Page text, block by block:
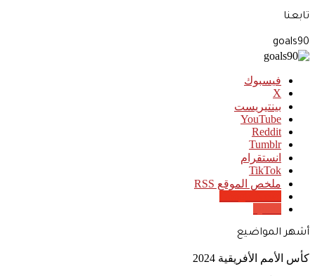
تابعنا
goals90
فيسبوك
‫X
بينتيريست
‫YouTube
انستقرام
‫TikTok
ملخص الموقع RSS
أشهر المواضيع
كأس الأمم الأفريقية 2024